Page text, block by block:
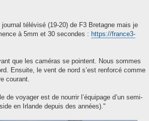
télévisé (19-20) de F3 Bretagne mais je
à 5mm et 30 secondes : https://france3-
que les caméras se pointent. Nous sommes
Ensuite, le vent de nord s’est renforcé comme
courant.
voyager est de nourrir l’équipage d’un semi-
en Irlande depuis des années)."